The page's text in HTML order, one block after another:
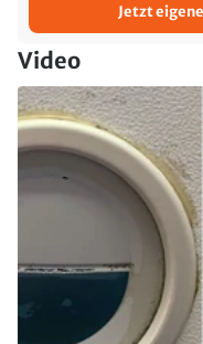
Jetzt
Video